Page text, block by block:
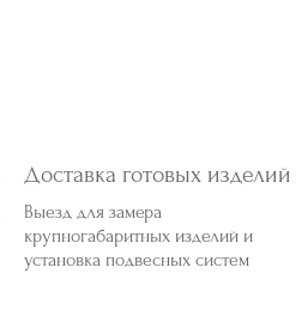
Доставка готовых изделий
Выезд для замера
крупногабаритных изделий и
установка подвесных систем